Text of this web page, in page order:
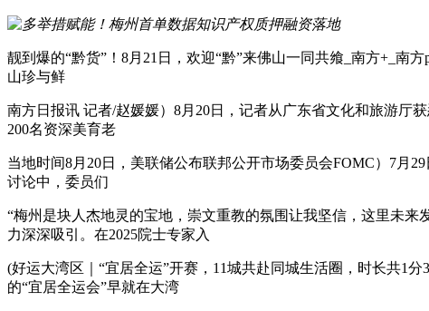
靓到爆的“黔货”！8月21日，欢迎“黔”来佛山一同共飨_南方+_南
山珍与鲜
南方日报讯 记者/赵媛媛）8月20日，记者从广东省文化和旅游厅
200名资深美育老
当地时间8月20日，美联储公布联邦公开市场委员会FOMC）7月
讨论中，委员们
“梅州是块人杰地灵的宝地，崇文重教的氛围让我坚信，这里未
力深深吸引。在2025院士专家入
(好运大湾区｜“宜居全运”开赛，11城共赴同城生活圈，时长共1
的“宜居全运会”早就在大湾